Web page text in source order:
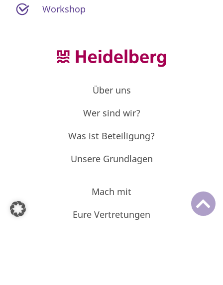
Workshop
Mach mit
Eure Vertretungen
Über uns
Wer sind wir?
Was ist Beteiligung?
Unsere Grundlagen